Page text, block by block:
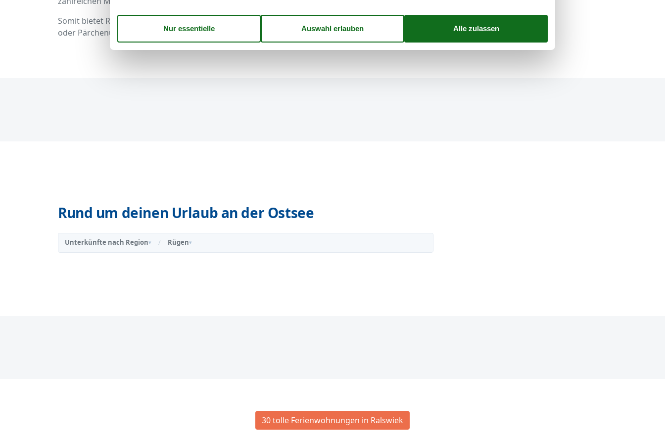
Somit bietet Rügen und auch besonders der Ort Ralswiek das perfekte Reiseziel für den Familien-
oder Pärchenurlaub, egal, ob zur Entspannung oder um aktiv zu werden.
30 tolle Ferienwohnungen in Ralswiek
Rund um deinen Urlaub an der Ostsee
Unterkünfte nach Region▾ / Rügen▾